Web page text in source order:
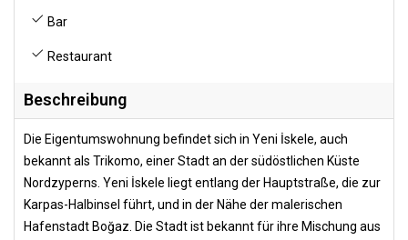
Bar
Restaurant
Beschreibung
Die Eigentumswohnung befindet sich in Yeni İskele, auch
bekannt als Trikomo, einer Stadt an der südöstlichen Küste
Nordzyperns. Yeni İskele liegt entlang der Hauptstraße, die zur
Karpas-Halbinsel führt, und in der Nähe der malerischen
Hafenstadt Boğaz. Die Stadt ist bekannt für ihre Mischung aus